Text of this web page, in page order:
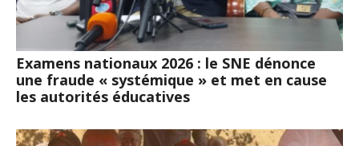
Examens nationaux 2026 : le SNE dénonce
une fraude « systémique » et met en cause
les autorités éducatives